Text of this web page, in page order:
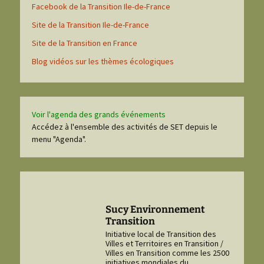
Facebook de la Transition Ile-de-France
Site de la Transition Ile-de-France
Site de la Transition en France
Blog vidéos sur les thèmes écologiques
Voir l'agenda des grands événements
Accédez à l'ensemble des activités de SET depuis le
menu "Agenda".
Sucy Environnement
Transition
Initiative local de Transition des
Villes et Territoires en Transition /
Villes en Transition comme les 2500